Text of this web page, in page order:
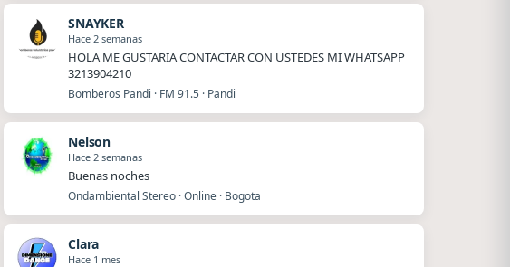
SNAYKER
Hace 2 semanas
HOLA ME GUSTARIA CONTACTAR CON USTEDES MI WHATSAPP
3213904210
Bomberos Pandi · FM 91.5 · Pandi
Nelson
Hace 2 semanas
Buenas noches
Ondambiental Stereo · Online · Bogota
Clara
Hace 1 mes